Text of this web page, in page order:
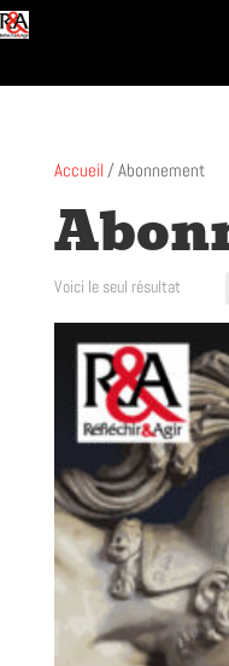
Accueil / Abonnement
Voici le seul résultat